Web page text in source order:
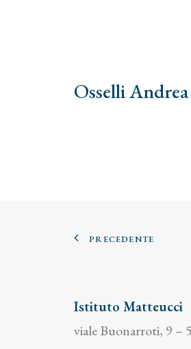
Osselli Andrea
PRECEDENTE
Istituto Matteucci
viale Buonarroti, 9 –